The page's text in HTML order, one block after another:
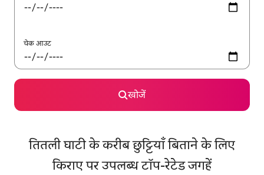
चेक आउट
खोजें
तितली घाटी के करीब छुट्टियाँ बिताने के लिए
किराए पर उपलब्ध टॉप-रेटेड जगहें